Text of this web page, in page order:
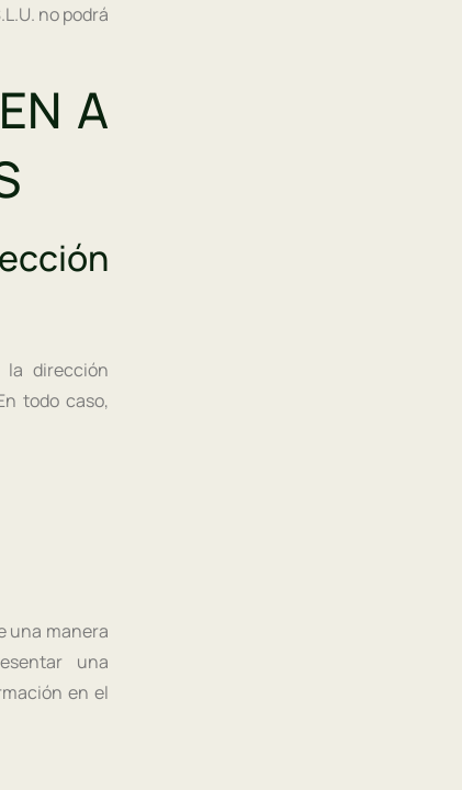
no podrá
A
la dirección
todo caso,
una manera
una
en el